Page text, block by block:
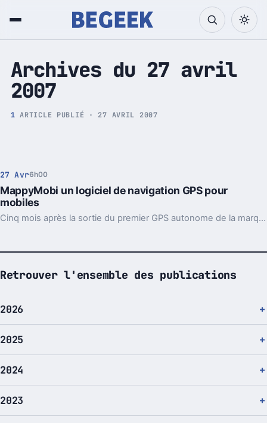
Tech et Pop culture
Archives du 27 avril
2007
1 ARTICLE PUBLIÉ · 27 AVRIL 2007
27 Avr6h00
MappyMobi un logiciel de navigation GPS pour
mobiles
Cinq mois après la sortie du premier GPS autonome de la marque, « Mappy iti », le français Mappy va lancer ce jeudi 26 avril « MappyMobi », une solution de navigation GPS pour téléphones mobiles.
Retrouver l'ensemble des publications
2026
2025
2024
2023